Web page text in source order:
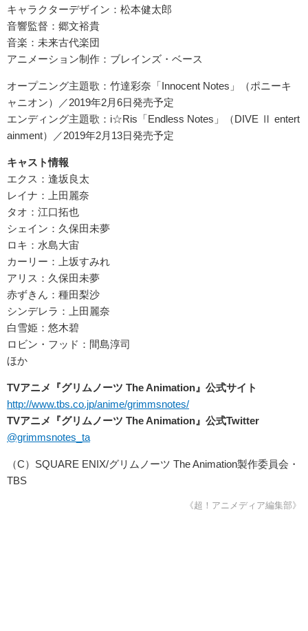
キャラクターデザイン：松本健太郎
音響監督：郷文裕貴
音楽：未来古代楽団
アニメーション制作：ブレインズ・ベース
オープニング主題歌：竹達彩奈「Innocent Notes」（ポニーキ
ャニオン）／2019年2月6日発売予定
エンディング主題歌：i☆Ris「Endless Notes」（DIVE Ⅱ entert
ainment）／2019年2月13日発売予定
キャスト情報
エクス：逢坂良太
レイナ：上田麗奈
タオ：江口拓也
シェイン：久保田未夢
ロキ：水島大宙
カーリー：上坂すみれ
アリス：久保田未夢
赤ずきん：種田梨沙
シンデレラ：上田麗奈
白雪姫：悠木碧
ロビン・フッド：間島淳司
ほか
TVアニメ『グリムノーツ The Animation』公式サイト
http://www.tbs.co.jp/anime/grimmsnotes/
TVアニメ『グリムノーツ The Animation』公式Twitter
@grimmsnotes_ta
（C）SQUARE ENIX/グリムノーツ The Animation製作委員会・
TBS
《超！アニメディア編集部》